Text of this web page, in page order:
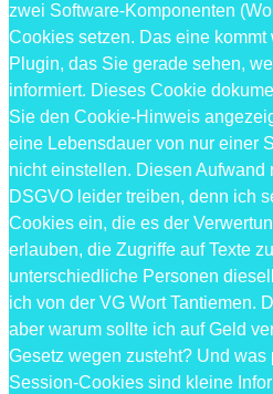
zwei Software-Komponenten
Cookies setzen. Das eine
Plugin, das Sie gerade sehen,
informiert. Dieses Cookie
Sie den Cookie-Hinweis
eine Lebensdauer von nur einer
nicht einstellen. Diesen Aufwand
DSGVO leider treiben, denn ich
Cookies ein, die es der
erlauben, die Zugriffe auf Texte
unterschiedliche Personen
ich von der VG Wort Tantiemen.
aber warum sollte ich auf Geld
Gesetz wegen zusteht? Und was
Session-Cookies sind kleine